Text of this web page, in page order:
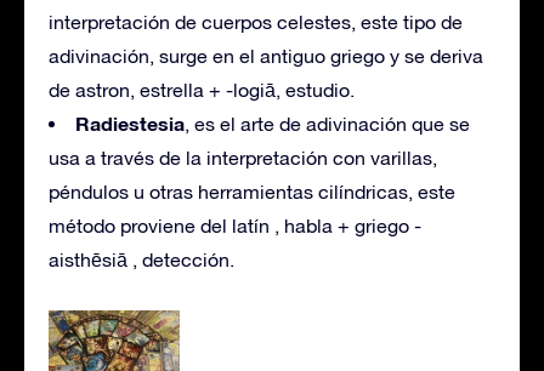
interpretación de cuerpos celestes, este tipo de
adivinación, surge en el antiguo griego y se deriva
de astron, estrella + -logiā, estudio.
Radiestesia, es el arte de adivinación que se
usa a través de la interpretación con varillas,
péndulos u otras herramientas cilíndricas, este
método proviene del latín , habla + griego -
aisthēsiā , detección.